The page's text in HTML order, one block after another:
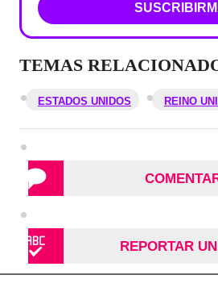
TEMAS
ESTADOS UNIDOS REINO
REPORTAR